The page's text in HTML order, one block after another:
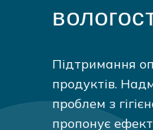
Підтримання
продуктів.
проблем з
пропонує